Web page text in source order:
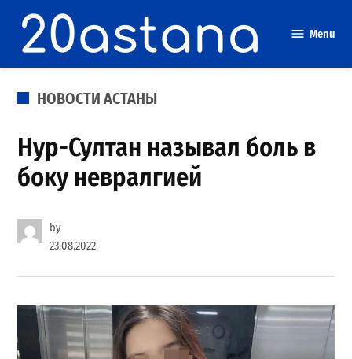
content
Menu
POSTED
НОВОСТИ АСТАНЫ
Нур-Султан называл боль в
боку невралгией
by
23.08.2022